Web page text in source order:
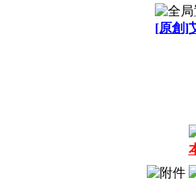
[原創]